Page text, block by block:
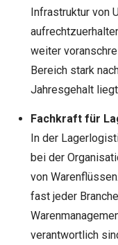
Infrastruktur von
weiter
Bereich stark
Jahresgehalt
Fachkraft für
In der
bei der
von
fast jeder
verantwortlich